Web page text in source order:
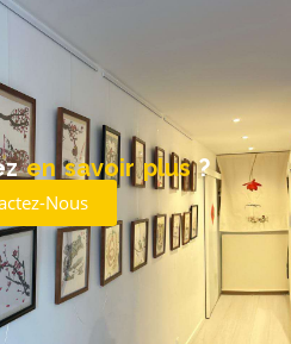
en savoir plus?
Nous